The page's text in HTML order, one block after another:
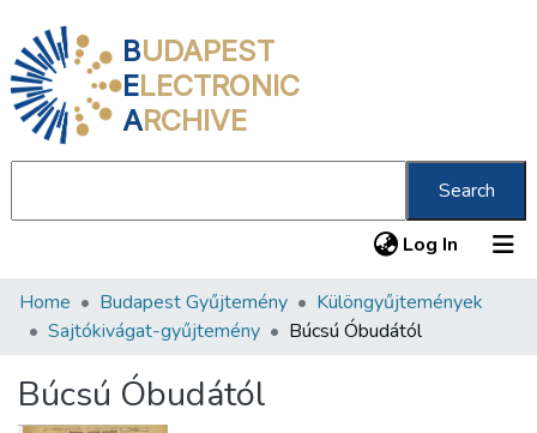
BUDAPEST
ELECTRONIC
ARCHIVE
Search
Log In (current)
Communities & Collections
Statistics
Home Budapest Gyűjtemény
Különgyűjtemények
Sajtókivágat-gyűjtemény
Búcsú Óbudától
Búcsú Óbudától